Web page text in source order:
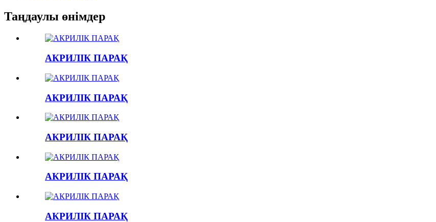
Таңдаулы өнімдер
АКРИЛІК ПАРАҚ
АКРИЛІК ПАРАҚ
АКРИЛІК ПАРАҚ
АКРИЛІК ПАРАҚ
АКРИЛІК ПАРАҚ